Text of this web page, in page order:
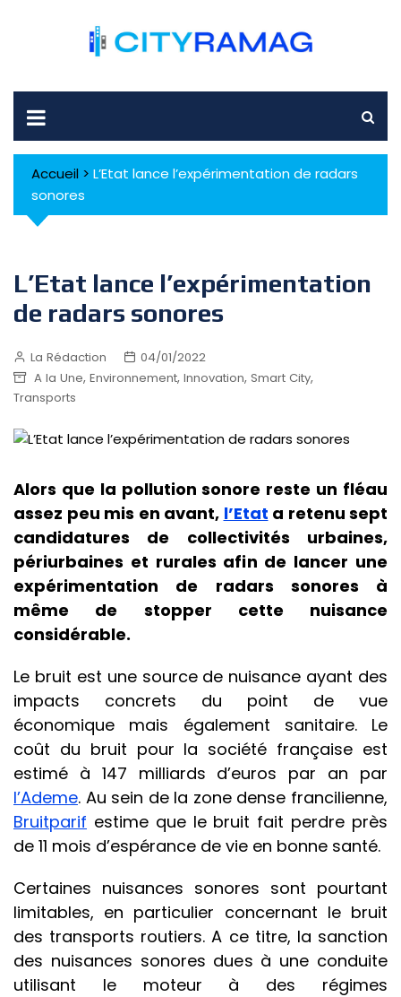
Accueil > L’Etat lance l’expérimentation de radars
sonores
L’Etat lance l’expérimentation
de radars sonores
La Rédaction
04/01/2022
A la Une, Environnement, Innovation, Smart City,
Transports
Alors que la pollution sonore reste un fléau
assez peu mis en avant, l’Etat a retenu sept
candidatures de collectivités urbaines,
périurbaines et rurales afin de lancer une
expérimentation de radars sonores à
même de stopper cette nuisance
considérable.
Le bruit est une source de nuisance ayant des
impacts concrets du point de vue
économique mais également sanitaire. Le
coût du bruit pour la société française est
estimé à 147 milliards d’euros par an par
l’Ademe. Au sein de la zone dense francilienne,
Bruitparif estime que le bruit fait perdre près
de 11 mois d’espérance de vie en bonne santé.
Certaines nuisances sonores sont pourtant
limitables, en particulier concernant le bruit
des transports routiers. A ce titre, la sanction
des nuisances sonores dues à une conduite
utilisant le moteur à des régimes